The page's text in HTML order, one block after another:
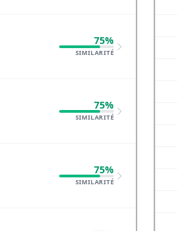
75%
SIMILARITÉ
75%
SIMILARITÉ
75%
SIMILARITÉ